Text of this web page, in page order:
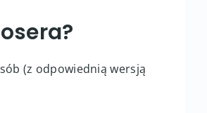
jako główny katalog strony,